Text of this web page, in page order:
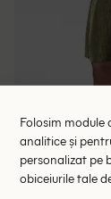
Folosim module
analitice și
personalizat pe
obiceiurile tale